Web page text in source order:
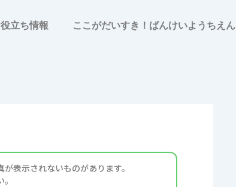
立ち情報 ここがだいすき！ばんけいようちえん
が表示されないものがあります。